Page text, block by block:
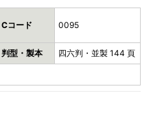
Cコード 0095
判型・製本 四六判・並製 144 頁